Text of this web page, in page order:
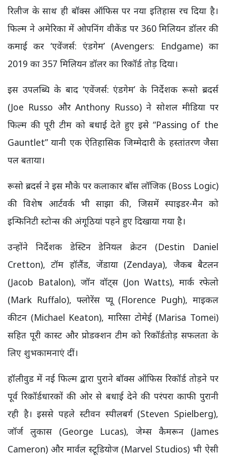
रिलीज के साथ ही बॉक्स ऑफिस पर नया इतिहास रच दिया है।
फिल्म ने अमेरिका में ओपनिंग वीकेंड पर 360 मिलियन डॉलर की
कमाई कर ‘एवेंजर्स: एंडगेम’ (Avengers: Endgame) का
2019 का 357 मिलियन डॉलर का रिकॉर्ड तोड़ दिया।
इस उपलब्धि के बाद ‘एवेंजर्स: एंडगेम’ के निर्देशक रूसो ब्रदर्स
(Joe Russo और Anthony Russo) ने सोशल मीडिया पर
फिल्म की पूरी टीम को बधाई देते हुए इसे “Passing of the
Gauntlet” यानी एक ऐतिहासिक जिम्मेदारी के हस्तांतरण जैसा
पल बताया।
रूसो ब्रदर्स ने इस मौके पर कलाकार बॉस लॉजिक (Boss Logic)
की विशेष आर्टवर्क भी साझा की, जिसमें स्पाइडर-मैन को
इन्फिनिटी स्टोन्स की अंगूठियां पहने हुए दिखाया गया है।
उन्होंने निर्देशक डेस्टिन डेनियल क्रेटन (Destin Daniel
Cretton), टॉम हॉलैंड, जेंडाया (Zendaya), जैकब बैटलन
(Jacob Batalon), जॉन वॉट्स (Jon Watts), मार्क रफेलो
(Mark Ruffalo), फ्लोरेंस प्यू (Florence Pugh), माइकल
कीटन (Michael Keaton), मारिसा टोमेई (Marisa Tomei)
सहित पूरी कास्ट और प्रोडक्शन टीम को रिकॉर्डतोड़ सफलता के
लिए शुभकामनाएं दीं।
हॉलीवुड में नई फिल्म द्वारा पुराने बॉक्स ऑफिस रिकॉर्ड तोड़ने पर
पूर्व रिकॉर्डधारकों की ओर से बधाई देने की परंपरा काफी पुरानी
रही है। इससे पहले स्टीवन स्पीलबर्ग (Steven Spielberg),
जॉर्ज लुकास (George Lucas), जेम्स कैमरून (James
Cameron) और मार्वल स्टूडियोज (Marvel Studios) भी ऐसी